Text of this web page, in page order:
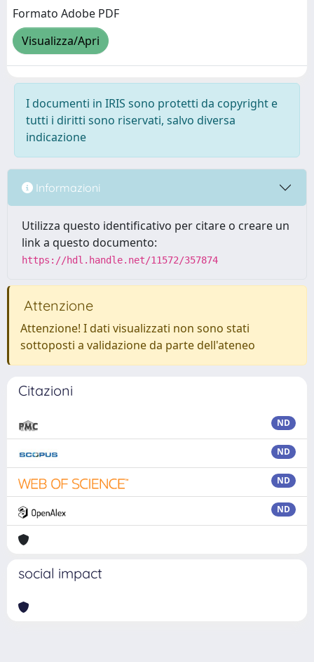
Formato Adobe PDF
Visualizza/Apri
I documenti in IRIS sono protetti da copyright e
tutti i diritti sono riservati, salvo diversa
indicazione
Informazioni
Utilizza questo identificativo per citare o creare un
link a questo documento:
https://hdl.handle.net/11572/357874
Attenzione
Attenzione! I dati visualizzati non sono stati
sottoposti a validazione da parte dell'ateneo
Citazioni
ND
ND
ND
ND
social impact